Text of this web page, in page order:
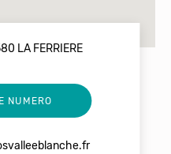
LA FERRIERE
NUMERO